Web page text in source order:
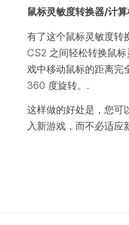
鼠标灵敏度转换器/计
有了这个鼠标灵敏度转
CS2 之间轻松转换鼠
戏中移动鼠标的距离完
360 度旋转。.
这样做的好处是，您可
入新游戏，而不必适应